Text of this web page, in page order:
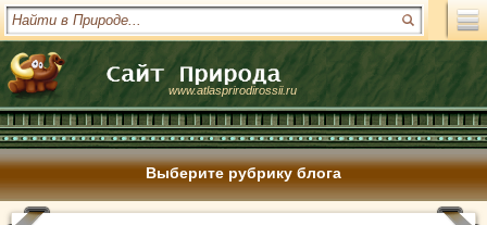
www.atlasprirodirossii.ru
Выберите рубрику блога